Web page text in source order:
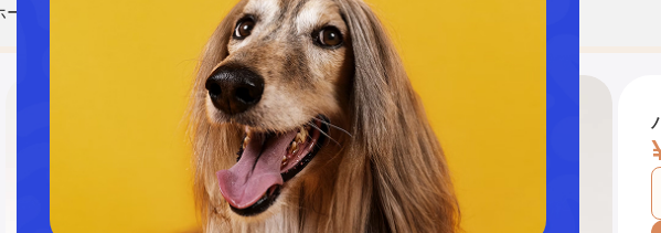
ム ペットウェアペット寝具リード
ハンバーガーとポテトのおもちゃ